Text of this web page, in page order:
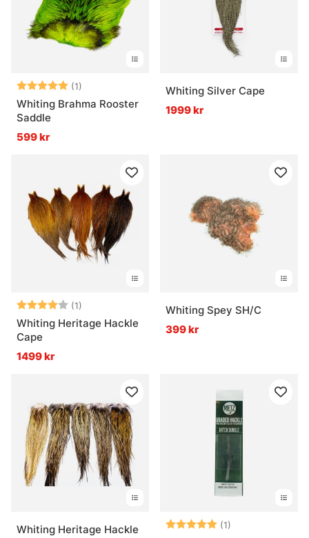
Betyg: (1)
5.0 utav 5 stjärnor
Whiting Brahma Rooster
Saddle
599 kr
Whiting Silver Cape
1999 kr
Betyg: (1)
4.0 utav 5 stjärnor
Whiting Heritage Hackle
Cape
1499 kr
Whiting Spey SH/C
399 kr
Whiting Heritage Hackle
Betyg: (1)